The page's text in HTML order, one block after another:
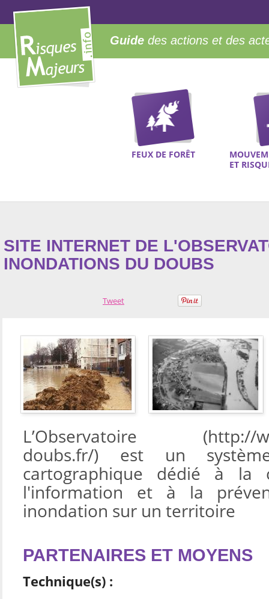
Guide des actions et des
FEUX DE FORÊT
ET
SITE INTERNET DE
INONDATIONS DU DOUBS
Tweet
L’Observatoire (http://
doubs.fr/) est un
cartographique dédié à la
l'information et à la
inondation sur un territoire
PARTENAIRES ET MOYENS
Technique(s) :